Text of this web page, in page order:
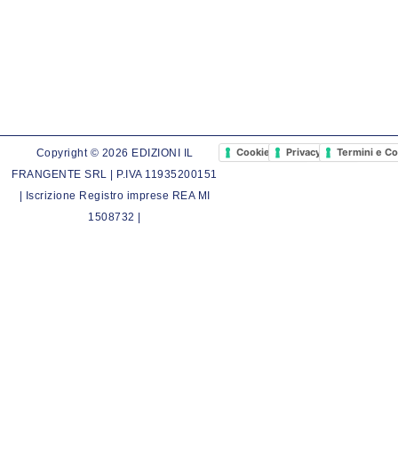
Copyright © 2026 EDIZIONI IL
FRANGENTE SRL | P.IVA 11935200151
| Iscrizione Registro imprese REA MI
1508732 |
Cookie PolicyPrivacy PolicyTermini e